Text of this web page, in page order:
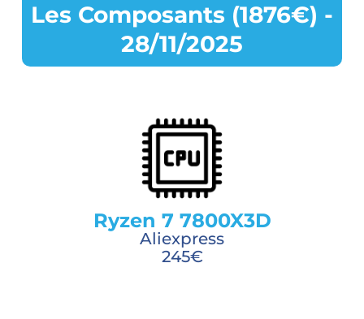
Les Composants (1876€) -
28/11/2025
Ryzen 7 7800X3D
Aliexpress
245€